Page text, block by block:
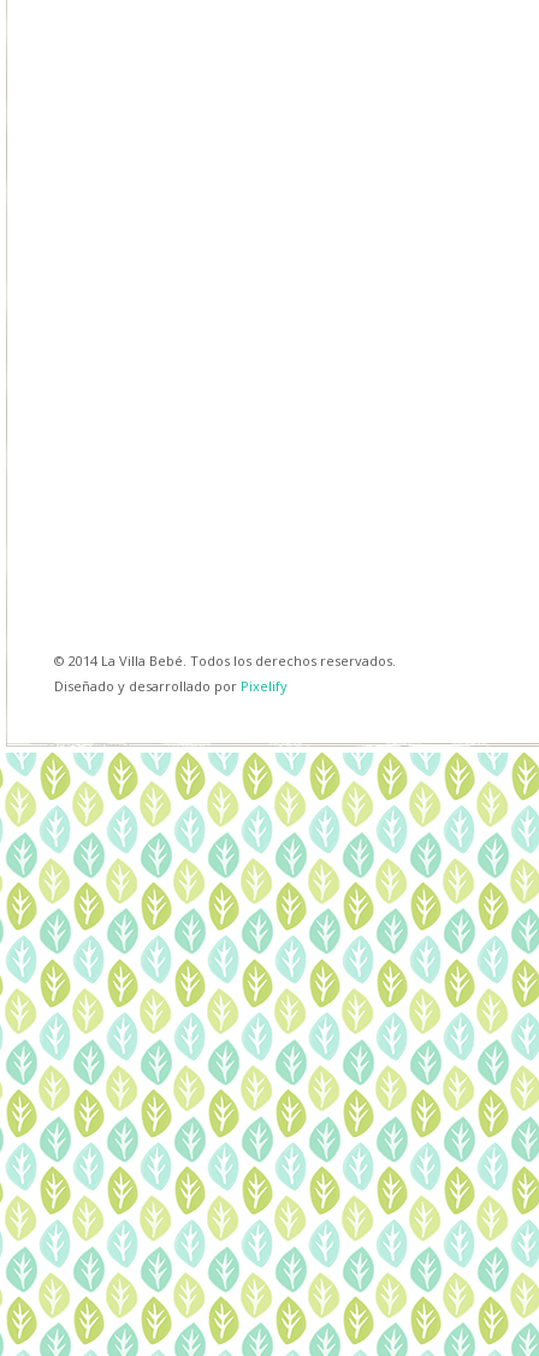
© 2014 La Villa Bebé. Todos los derechos reservados.
Diseñado y desarrollado por Pixelify